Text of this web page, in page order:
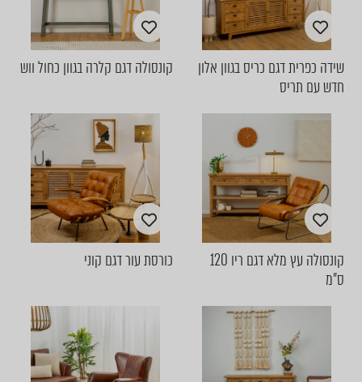
שידה כפרית דגם כריס בגוון אלון
חדש עם תריס
קונסולה דגם קלרה בגוון כחול ווש
קונסולה עץ מלא דגם ריו 120
ס״מ
כורסת עור דגם קוני